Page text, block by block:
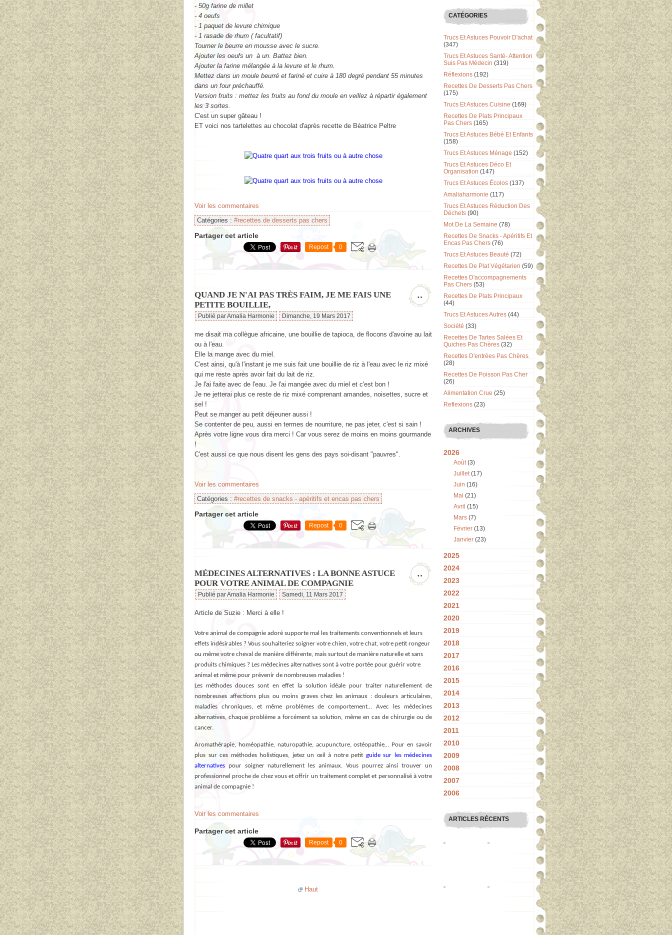
- 50g farine de millet
- 4 oeufs
- 1 paquet de levure chimique
- 1 rasade de rhum ( facultatif)
Tourner le beurre en mousse avec le sucre.
Ajouter les oeufs un à un. Battez bien.
Ajouter la farine mélangée à la levure et le rhum.
Mettez dans un moule beurré et fariné et cuire à 180 degré pendant 55 minutes
dans un four préchauffé.
Version fruits : mettez les fruits au fond du moule en veillez à répartir également
les 3 sortes.
C'est un super gâteau !
ET voici nos tartelettes au chocolat d'après recette de Béatrice Peltre
Voir les commentaires
Catégories : #recettes de desserts pas chers
Partager cet article
Repost 0
…
QUAND JE N'AI PAS TRÈS FAIM, JE ME FAIS UNE
PETITE BOUILLIE,
Publié par Amalia Harmonie Dimanche, 19 Mars 2017
me disait ma collègue africaine, une bouillie de tapioca, de flocons d'avoine au lait
ou à l'eau.
Elle la mange avec du miel.
C'est ainsi, qu'à l'instant je me suis fait une bouillie de riz à l'eau avec le riz mixé
qui me reste après avoir fait du lait de riz.
Je l'ai faite avec de l'eau. Je l'ai mangée avec du miel et c'est bon !
Je ne jetterai plus ce reste de riz mixé comprenant amandes, noisettes, sucre et
sel !
Peut se manger au petit déjeuner aussi !
Se contenter de peu, aussi en termes de nourriture, ne pas jeter, c'est si sain !
Après votre ligne vous dira merci ! Car vous serez de moins en moins gourmande
!
C'est aussi ce que nous disent les gens des pays soi-disant "pauvres".
Voir les commentaires
Catégories : #recettes de snacks - apéritifs et encas pas chers
Partager cet article
Repost 0
…
MÉDECINES ALTERNATIVES : LA BONNE ASTUCE
POUR VOTRE ANIMAL DE COMPAGNIE
Publié par Amalia Harmonie Samedi, 11 Mars 2017
Article de Suzie : Merci à elle !
Votre animal de compagnie adoré supporte mal les traitements conventionnels et leurs
effets indésirables ? Vous souhaiteriez soigner votre chien, votre chat, votre petit rongeur
ou même votre cheval de manière différente, mais surtout de manière naturelle et sans
produits chimiques ? Les médecines alternatives sont à votre portée pour guérir votre
animal et même pour prévenir de nombreuses maladies !
Les méthodes douces sont en effet la solution idéale pour traiter naturellement de
nombreuses affections plus ou moins graves chez les animaux : douleurs articulaires,
maladies chroniques, et même problèmes de comportement… Avec les médecines
alternatives, chaque problème a forcément sa solution, même en cas de chirurgie ou de
cancer.
Aromathérapie, homéopathie, naturopathie, acupuncture, ostéopathie… Pour en savoir
plus sur ces méthodes holistiques, jetez un œil à notre petit guide sur les médecines
alternatives pour soigner naturellement les animaux. Vous pourrez ainsi trouver un
professionnel proche de chez vous et offrir un traitement complet et personnalisé à votre
animal de compagnie !
Voir les commentaires
Partager cet article
Repost 0
Haut
CATÉGORIES
Trucs Et Astuces Pouvoir D'achat
(347)
Trucs Et Astuces Santé- Attention
Suis Pas Médecin (319)
Réflexions (192)
Recettes De Desserts Pas Chers
(175)
Trucs Et Astuces Cuisine (169)
Recettes De Plats Principaux
Pas Chers (165)
Trucs Et Astuces Bébé Et Enfants
(158)
Trucs Et Astuces Ménage (152)
Trucs Et Astuces Déco Et
Organisation (147)
Trucs Et Astuces Écolos (137)
Amaliaharmonie (117)
Trucs Et Astuces Réduction Des
Déchets (90)
Mot De La Semaine (78)
Recettes De Snacks - Apéritifs Et
Encas Pas Chers (76)
Trucs Et Astuces Beauté (72)
Recettes De Plat Végétarien (59)
Recettes D'accompagnements
Pas Chers (53)
Recettes De Plats Principaux
(44)
Trucs Et Astuces Autres (44)
Société (33)
Recettes De Tartes Salées Et
Quiches Pas Chères (32)
Recettes D'entrées Pas Chères
(28)
Recettes De Poisson Pas Cher
(26)
Alimentation Crue (25)
Reflexions (23)
ARCHIVES
2026
Août(3)
Juillet(17)
Juin (16)
Mai (21)
Avril (15)
Mars (7)
Février (13)
Janvier (23)
2025
2024
2023
2022
2021
2020
2019
2018
2017
2016
2015
2014
2013
2012
2011
2010
2009
2008
2007
2006
ARTICLES RÉCENTS